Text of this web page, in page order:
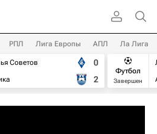
РПЛ Лига Европы АПЛ Ла Лига
Советов
0
2
Футбол
Завершен